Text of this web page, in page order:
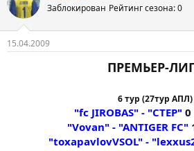
Заблокирован Рейтинг сезона: 0
15.04.2009
ПРЕМЬЕР-
6 тур (27тур АПЛ)
"fc JIROBAS" - "CTEP" 0
"Vovan" - "ANTIGER FC"
"toxapavlovVSOL" -